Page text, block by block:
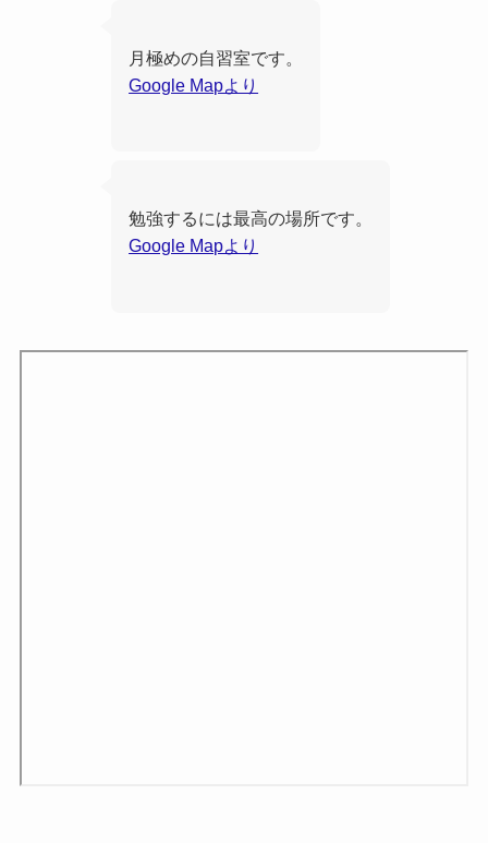
月極めの自習室です。
Google Mapより
勉強するには最高の場所です。
Google Mapより